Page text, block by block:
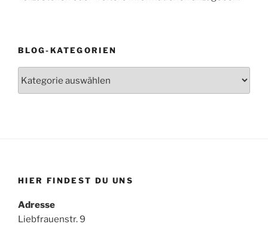
BLOG-KATEGORIEN
Kategorien
HIER FINDEST DU UNS
Adresse
Liebfrauenstr. 9